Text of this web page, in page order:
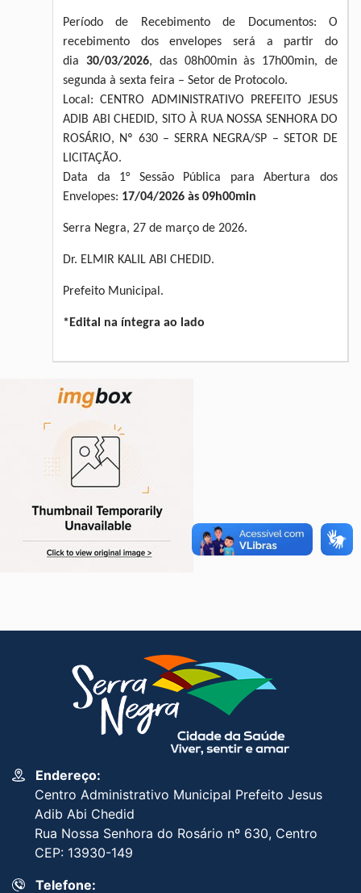
Período de Recebimento de Documentos: O
recebimento dos envelopes será a partir do
dia 30/03/2026, das 08h00min às 17h00min, de
segunda à sexta feira – Setor de Protocolo.
Local: CENTRO ADMINISTRATIVO PREFEITO JESUS
ADIB ABI CHEDID, SITO À RUA NOSSA SENHORA DO
ROSÁRIO, Nº 630 – SERRA NEGRA/SP – SETOR DE
LICITAÇÃO.
Data da 1° Sessão Pública para Abertura dos
Envelopes: 17/04/2026 às 09h00min
Serra Negra, 27 de março de 2026.
Dr. ELMIR KALIL ABI CHEDID.
Prefeito Municipal.
*Edital na íntegra ao lado
Endereço:
Centro Administrativo Municipal Prefeito Jesus
Adib Abi Chedid
Rua Nossa Senhora do Rosário nº 630, Centro
CEP: 13930-149
Telefone: